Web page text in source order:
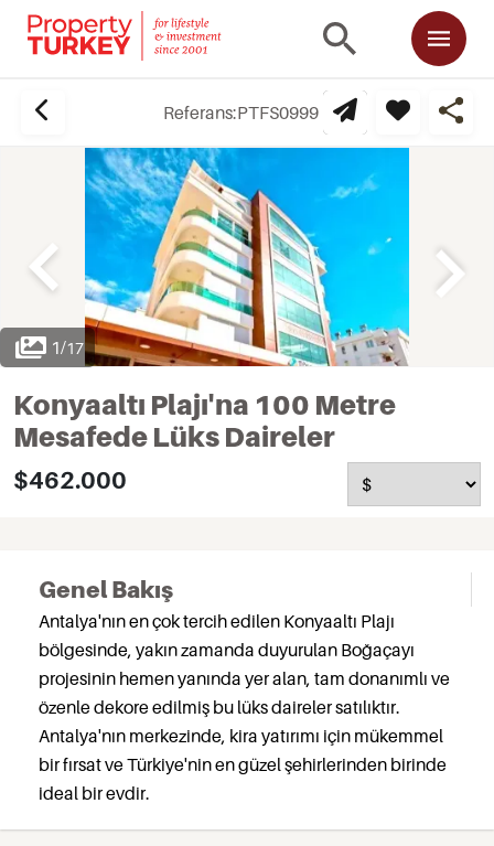
Referans:PTFS0999
1/17
Konyaaltı Plajı'na 100 Metre
Mesafede Lüks Daireler
$462.000
Genel Bakış
Antalya'nın en çok tercih edilen Konyaaltı Plajı
bölgesinde, yakın zamanda duyurulan Boğaçayı
projesinin hemen yanında yer alan, tam donanımlı ve
özenle dekore edilmiş bu lüks daireler satılıktır.
Antalya'nın merkezinde, kira yatırımı için mükemmel
bir fırsat ve Türkiye'nin en güzel şehirlerinden birinde
ideal bir evdir.